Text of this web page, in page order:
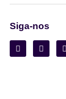
Siga-nos